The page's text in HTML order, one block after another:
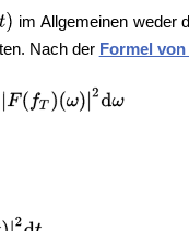
im Allgemeinen weder
Nach der Formel